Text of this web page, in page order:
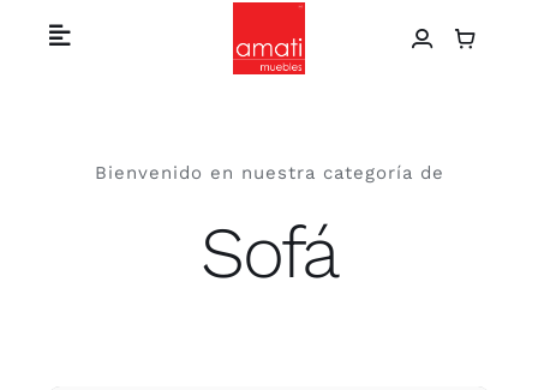
Toggle
Catálogo de productos
Sobre nosotros
Bienvenido en nuestra categoría de
Sofá